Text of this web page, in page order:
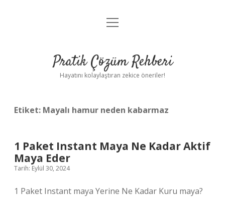
Anasayfa
Yasal Uyarı
menüyü
Pratik Çözüm Rehberi
Hayatını kolaylaştıran zekice öneriler!
Etiket: Mayalı hamur neden kabarmaz
1 Paket Instant Maya Ne Kadar Aktif
Maya Eder
Tarih: Eylül 30, 2024
1 Paket Instant maya Yerine Ne Kadar Kuru maya?